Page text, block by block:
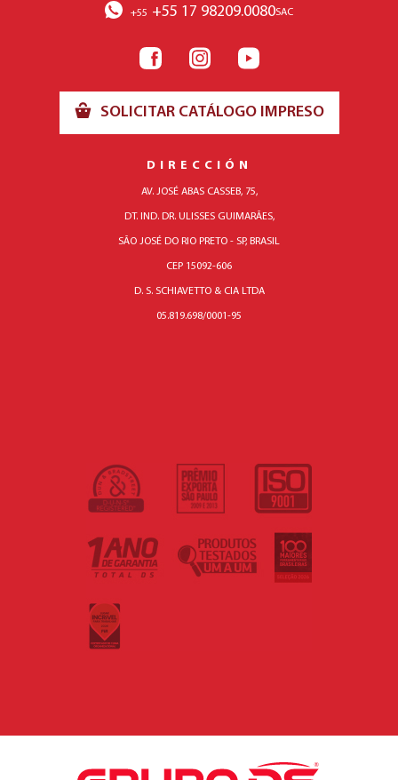
+55 +55 17 98209.0080SAC
SOLICITAR CATÁLOGO IMPRESO
DIRECCIÓN
AV. JOSÉ ABAS CASSEB, 75,
DT. IND. DR. ULISSES GUIMARÃES,
SÃO JOSÉ DO RIO PRETO - SP, BRASIL
CEP 15092-606
D. S. SCHIAVETTO & CIA LTDA
05.819.698/0001-95